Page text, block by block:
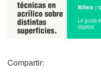
Compartir: